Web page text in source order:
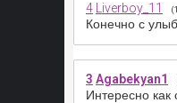
4 Liverboy_11
Конечно с
3 Agabekyan1
Интересно